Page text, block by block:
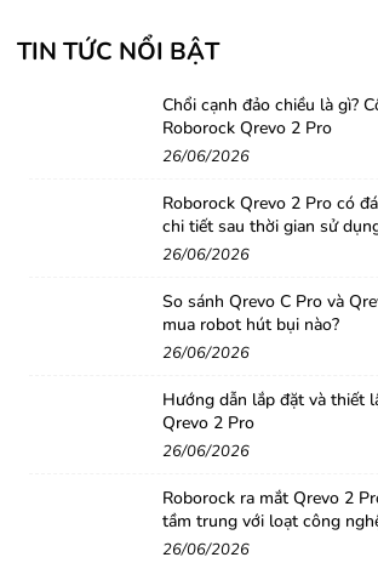
TIN TỨC NỔI BẬT
Chổi cạnh đảo chiều là gì?
Roborock Qrevo 2 Pro
26/06/2026
Roborock Qrevo 2 Pro có
chi tiết sau thời gian sử
26/06/2026
So sánh Qrevo C Pro và
mua robot hút bụi nào?
26/06/2026
Hướng dẫn lắp đặt và thiết
Qrevo 2 Pro
26/06/2026
Roborock ra mắt Qrevo 2
tầm trung với loạt công
cao cấp
26/06/2026